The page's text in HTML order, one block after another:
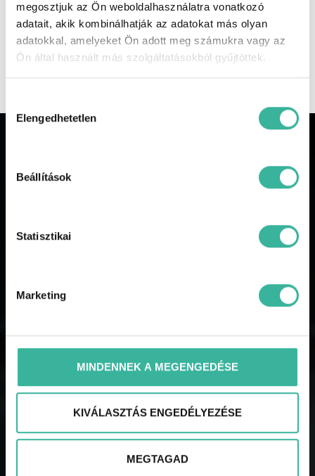
megosztjuk az Ön weboldalhasználatra vonatkozó
adatait, akik kombinálhatják az adatokat más olyan
adatokkal, amelyeket Ön adott meg számukra vagy az
Ön által használt más szolgáltatásokból gyűjtöttek.
kiválasztása
Elengedhetetlen
Beállítások
Statisztikai
Marketing
MINDENNEK A MEGENGEDÉSE
KIVÁLASZTÁS ENGEDÉLYEZÉSE
MEGTAGAD
JELENTKEZÉS ÁLLÁSRA
Név